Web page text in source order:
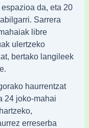
da, eta 20
Sarrera
libre
ulertzeko
bertako langileek
haurrentzat
24 joko-mahai
erreserba